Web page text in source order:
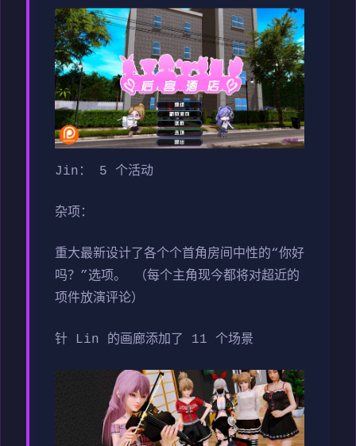
Jin： 5 个活动
杂项：
重大最新设计了各个个首角房间中性的“你好
吗？”选项。 （每个主角现今都将对超近的
项件放演评论）
针 Lin 的画廊添加了 11 个场景